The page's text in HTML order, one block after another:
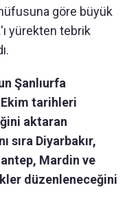
göre büyük
yürekten tebrik
Şanlıurfa
tarihleri
aktaran
sıra Diyarbakır,
Mardin ve
düzenleneceğini